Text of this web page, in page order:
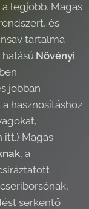
legjobb. Magas
és
tartalma
Növényi
jobban
hasznosításhoz
itt.) Magas
, a
serkentő